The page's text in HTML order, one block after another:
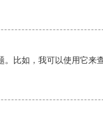
比如，我可以使用它来